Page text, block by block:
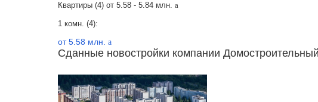
Квартиры (4) от 5.58 - 5.84 млн. a
1 комн. (4):
от 5.58 млн. a
Сданные новостройки компании